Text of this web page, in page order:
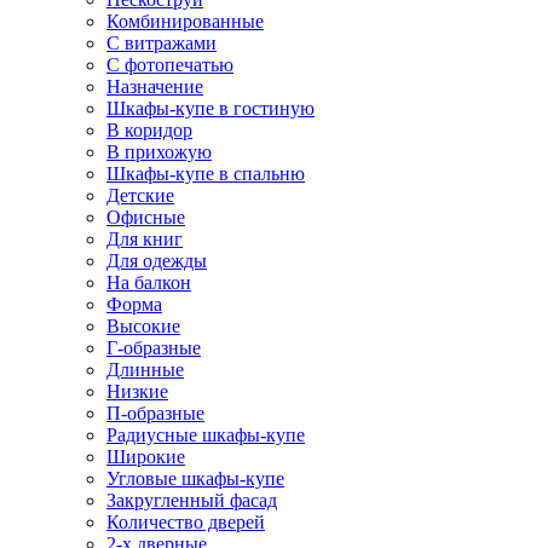
Комбинированные
С витражами
С фотопечатью
Назначение
Шкафы-купе в гостиную
В коридор
В прихожую
Шкафы-купе в спальню
Детские
Офисные
Для книг
Для одежды
На балкон
Форма
Высокие
Г-образные
Длинные
Низкие
П-образные
Радиусные шкафы-купе
Широкие
Угловые шкафы-купе
Закругленный фасад
Количество дверей
2-х дверные